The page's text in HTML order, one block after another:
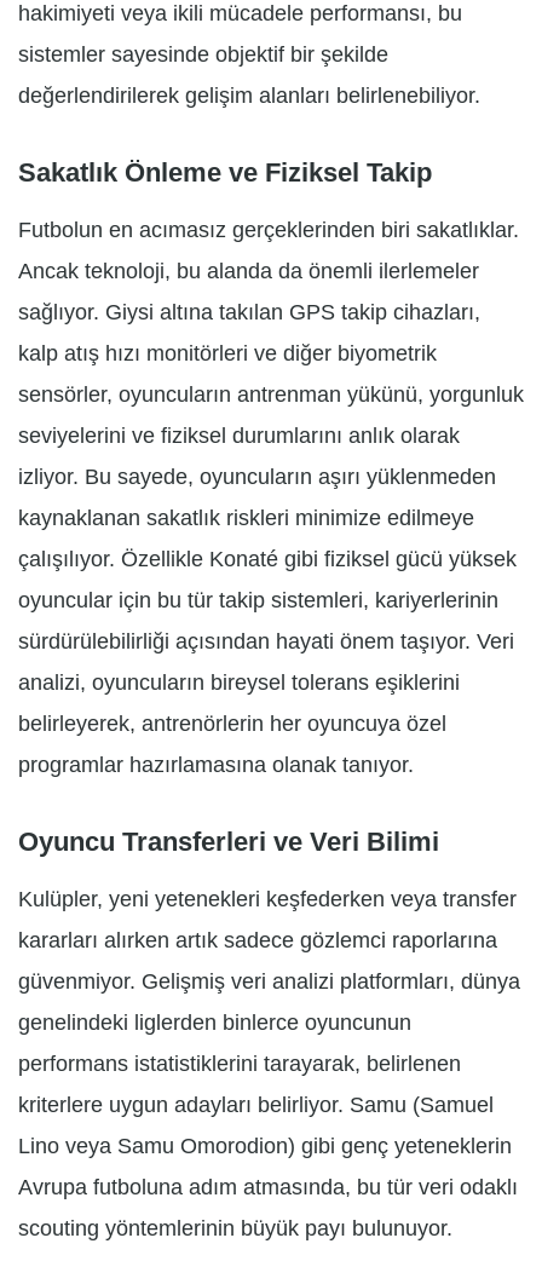
hakimiyeti veya ikili mücadele performansı, bu
sistemler sayesinde objektif bir şekilde
değerlendirilerek gelişim alanları belirlenebiliyor.
Sakatlık Önleme ve Fiziksel Takip
Futbolun en acımasız gerçeklerinden biri sakatlıklar.
Ancak teknoloji, bu alanda da önemli ilerlemeler
sağlıyor. Giysi altına takılan GPS takip cihazları,
kalp atış hızı monitörleri ve diğer biyometrik
sensörler, oyuncuların antrenman yükünü, yorgunluk
seviyelerini ve fiziksel durumlarını anlık olarak
izliyor. Bu sayede, oyuncuların aşırı yüklenmeden
kaynaklanan sakatlık riskleri minimize edilmeye
çalışılıyor. Özellikle Konaté gibi fiziksel gücü yüksek
oyuncular için bu tür takip sistemleri, kariyerlerinin
sürdürülebilirliği açısından hayati önem taşıyor. Veri
analizi, oyuncuların bireysel tolerans eşiklerini
belirleyerek, antrenörlerin her oyuncuya özel
programlar hazırlamasına olanak tanıyor.
Oyuncu Transferleri ve Veri Bilimi
Kulüpler, yeni yetenekleri keşfederken veya transfer
kararları alırken artık sadece gözlemci raporlarına
güvenmiyor. Gelişmiş veri analizi platformları, dünya
genelindeki liglerden binlerce oyuncunun
performans istatistiklerini tarayarak, belirlenen
kriterlere uygun adayları belirliyor. Samu (Samuel
Lino veya Samu Omorodion) gibi genç yeteneklerin
Avrupa futboluna adım atmasında, bu tür veri odaklı
scouting yöntemlerinin büyük payı bulunuyor.